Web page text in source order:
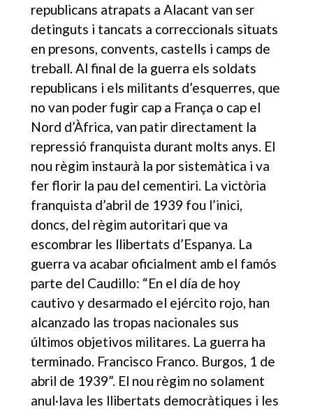
republicans atrapats a Alacant van ser
detinguts i tancats a correccionals situats
en presons, convents, castells i camps de
treball. Al final de la guerra els soldats
republicans i els militants d’esquerres, que
no van poder fugir cap a França o cap el
Nord d’Àfrica, van patir directament la
repressió franquista durant molts anys. El
nou règim instaurà la por sistemàtica i va
fer florir la pau del cementiri. La victòria
franquista d’abril de 1939 fou l’inici,
doncs, del règim autoritari que va
escombrar les llibertats d’Espanya. La
guerra va acabar oficialment amb el famós
parte del Caudillo: “En el día de hoy
cautivo y desarmado el ejército rojo, han
alcanzado las tropas nacionales sus
últimos objetivos militares. La guerra ha
terminado. Francisco Franco. Burgos, 1 de
abril de 1939”. El nou règim no solament
anul·lava les llibertats democràtiques i les